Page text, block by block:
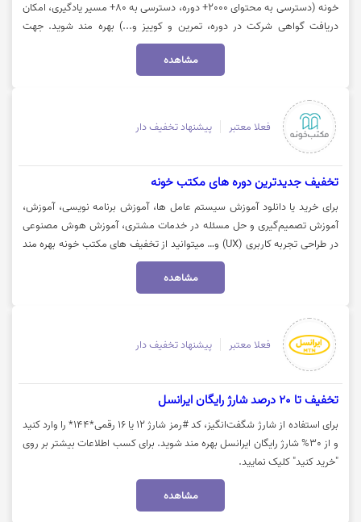
خونه (دسترسی به محتوای 2000+ دوره، دسترسی به 80+ مسیر یادگیری، امکان
دریافت گواهی شرکت در دوره، تمرین و کوییز و...) بهره مند شوید. جهت
استفاده از تخفیف روی گزینه "خرید کنید" کلیک نمایید.
مشاهده
فعلا معتبر پیشنهاد تخفیف دار
تخفیف جدیدترین دوره های مکتب خونه
برای خرید یا دانلود آموزش سیستم عامل ها، آموزش برنامه نویسی، آموزش،
آموزش تصمیم‌گیری و حل مسئله در خدمات مشتری، آموزش هوش مصنوعی
در طراحی تجربه کاربری (UX) و… میتوانید از تخفیف های مکتب خونه بهره مند
شوید. جهت استفاده از تخفیف روی گزینه "خرید کنید" کلیک نمایید.
مشاهده
فعلا معتبر پیشنهاد تخفیف دار
تخفیف تا 20 درصد شارژ رایگان ایرانسل
برای استفاده از شارژ شگفت‌انگیز، کد #رمز شارژ ۱۲ یا ۱۶ رقمی*۱۴۴* را وارد کنید
و از 30% شارژ رایگان ایرانسل بهره مند شوید. برای کسب اطلاعات بیشتر بر روی
"خرید کنید" کلیک نمایید.
مشاهده